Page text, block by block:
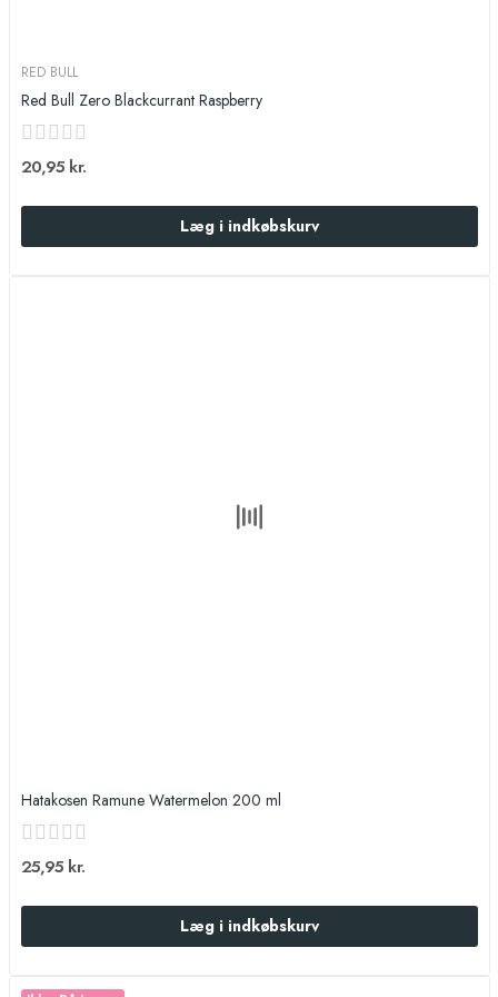
RED BULL
Red Bull Zero Blackcurrant Raspberry
20,95 kr.
Læg i indkøbskurv
Hatakosen Ramune Watermelon 200 ml
25,95 kr.
Læg i indkøbskurv